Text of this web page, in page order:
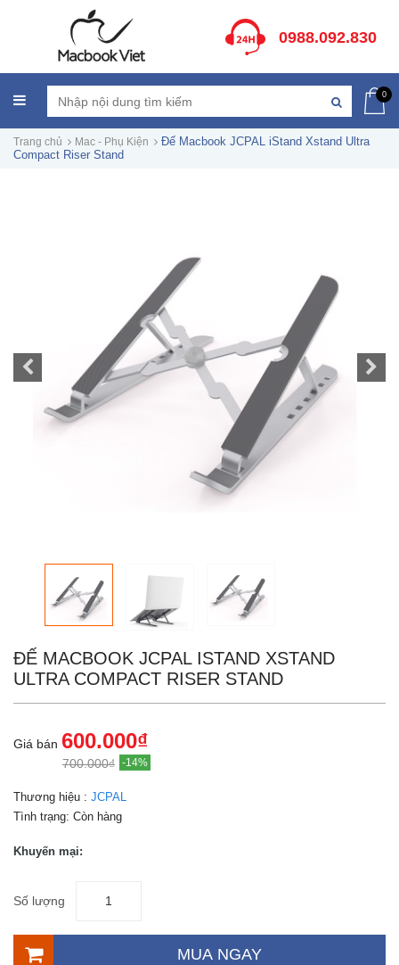
0988.092.830
0
Trang chủ Mac - Phụ Kiện
Đế Macbook JCPAL iStand Xstand Ultra
Compact Riser Stand
ĐẾ MACBOOK JCPAL ISTAND XSTAND
ULTRA COMPACT RISER STAND
Giá bán 600.000₫
700.000₫ -14%
Thương hiệu : JCPAL
Tình trạng: Còn hàng
Khuyến mại:
Số lượng
MUA NGAY